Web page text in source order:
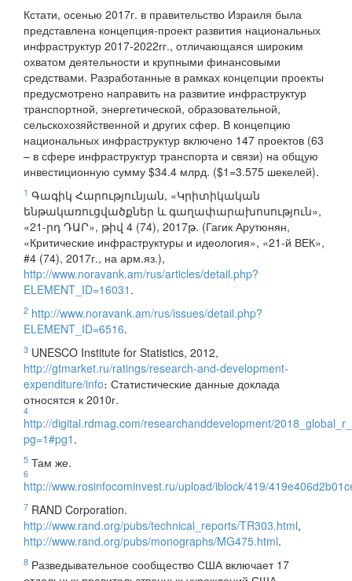
Кстати, осенью 2017г. в правительство Израиля была
представлена концепция-проект развития национальных
инфраструктур 2017-2022гг., отличающаяся широким
охватом деятельности и крупными финансовыми
средствами. Разработанные в рамках концепции проекты
предусмотрено направить на развитие инфраструктур
транспортной, энергетической, образовательной,
сельскохозяйственной и других сфер. В концепцию
национальных инфраструктур включено 147 проектов (63
– в сфере инфраструктур транспорта и связи) на общую
инвестиционную сумму $34.4 млрд. ($1=3.575 шекелей).
1 Գագիկ Հարությունյան, «Կրիտիկական
ենթակառուցվածքներ և գաղափարախոսություն»,
«21-րդ ԴԱՐ», թիվ 4 (74), 2017թ. (Гагик Арутюнян,
«Критические инфраструктуры и идеология», «21-й ВЕК»,
#4 (74), 2017г., на арм.яз.),
http://www.noravank.am/rus/articles/detail.php?
ELEMENT_ID=16031 .
2 http://www.noravank.am/rus/issues/detail.php?
ELEMENT_ID=6516.
3 UNESCO Institute for Statistics, 2012,
http://gtmarket.ru/ratings/research-and-development-
expenditure/info։ Статистические данные доклада
относятся к 2010г.
4
http://digital.rdmag.com/researchanddevelopment/
pg=1#pg1 .
5 Там же.
6
http://www.rosinfocominvest.ru/upload/iblock/419/
7 RAND Corporation.
http://www.rand.org/pubs/technical_reports/TR303.html,
http://www.rand.org/pubs/monographs/MG475.html.
8 Разведывательное сообщество США включает 17